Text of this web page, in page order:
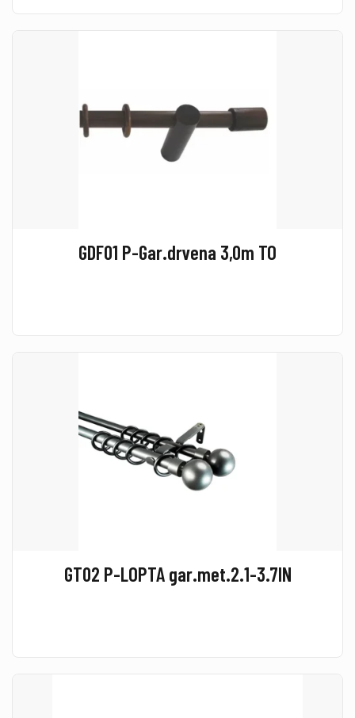
GDF01 P-Gar.drvena 3,0m TO
GT02 P-LOPTA gar.met.2.1-3.7IN